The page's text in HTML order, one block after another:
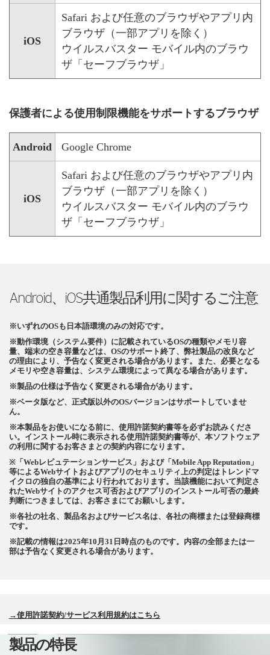
iOS
Safari および任意のブラウザやアプリ内
ブラウザ（一部アプリを除く）
ウイルスバスター モバイル内のブラウ
ザ「セーフブラウザ」
保護者による使用制限機能をサポートするブラウザ
Android Google Chrome
iOS
Safari および任意のブラウザやアプリ内
ブラウザ（一部アプリを除く）
ウイルスバスター モバイル内のブラウ
ザ「セーフブラウザ」
Android、iOS共通製品利用に関するご注意
※いずれのOSも日本語環境のみの対応です。
※動作環境（システム要件）に記載されているOSの種類やメモリ容
量、端末の空き容量などは、OSのサポート終了、弊社製品の改良など
の理由により、予告なく変更される場合があります。また、必要となる
メモリや空き容量は、システム環境によって異なる場合があります。
※製品の仕様は予告なく変更される場合があります。
※ベータ版など、正式版以外のOSバージョンはサポートしていませ
ん。
※本製品をお使いになる前に、使用許諾契約書等を必ずお読みくださ
い。インストール時に表示される使用許諾契約書等が、本ソフトウェア
の利用に関するお客さまとの契約内容になります。
※「Webレピュテーションサービス」および「Mobile App Reputation」
等によるWebサイトおよびアプリのセキュリティ上の判定はトレンドマ
イクロの独自の基準により行われております。当該機能において判定さ
れたWebサイトのアクセス可否およびアプリのインストール可否の最終
判断につきましては、お客さまにてお願いします。
※各社の社名、製品名およびサービス名は、各社の商標または登録商標
です。
※記載の情報は2025年10月31日時点のものです。内容の全部または一
部は予告なく変更される場合があります。
→使用許諾契約/サービス利用規約はこちら
製品の特長